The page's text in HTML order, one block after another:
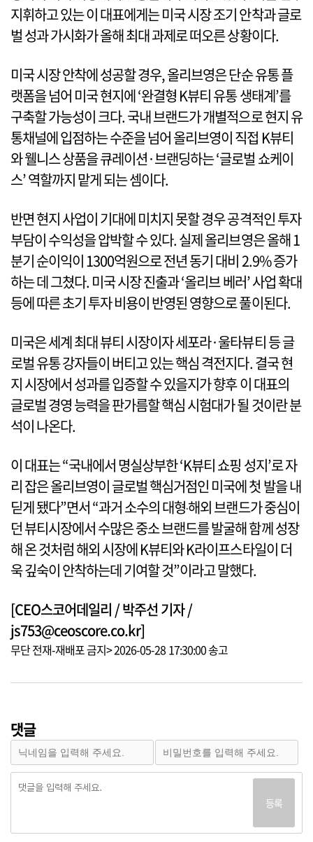
지휘하고 있는 이 대표에게는 미국 시장 조기 안착과 글로
벌 성과 가시화가 올해 최대 과제로 떠오른 상황이다.
미국 시장 안착에 성공할 경우, 올리브영은 단순 유통 플
랫폼을 넘어 미국 현지에 ‘완결형 K뷰티 유통 생태계’를
구축할 가능성이 크다. 국내 브랜드가 개별적으로 현지 유
통채널에 입점하는 수준을 넘어 올리브영이 직접 K뷰티
와 웰니스 상품을 큐레이션·브랜딩하는 ‘글로벌 쇼케이
스’ 역할까지 맡게 되는 셈이다.
반면 현지 사업이 기대에 미치지 못할 경우 공격적인 투자
부담이 수익성을 압박할 수 있다. 실제 올리브영은 올해 1
분기 순이익이 1300억원으로 전년 동기 대비 2.9% 증가
하는 데 그쳤다. 미국 시장 진출과 ‘올리브 베러’ 사업 확대
등에 따른 초기 투자 비용이 반영된 영향으로 풀이된다.
미국은 세계 최대 뷰티 시장이자 세포라·울타뷰티 등 글
로벌 유통 강자들이 버티고 있는 핵심 격전지다. 결국 현
지 시장에서 성과를 입증할 수 있을지가 향후 이 대표의
글로벌 경영 능력을 판가름할 핵심 시험대가 될 것이란 분
석이 나온다.
이 대표는 “국내에서 명실상부한 ‘K뷰티 쇼핑 성지’로 자
리 잡은 올리브영이 글로벌 핵심거점인 미국에 첫 발을 내
딛게 됐다”면서 “과거 소수의 대형‧해외 브랜드가 중심이
던 뷰티시장에서 수많은 중소 브랜드를 발굴해 함께 성장
해 온 것처럼 해외 시장에 K뷰티와 K라이프스타일이 더
욱 깊숙이 안착하는데 기여할 것”이라고 말했다.
[CEO스코어데일리 / 박주선 기자 /
js753@ceoscore.co.kr]
무단 전재-재배포 금지> 2026-05-28 17:30:00 송고
댓글
등록